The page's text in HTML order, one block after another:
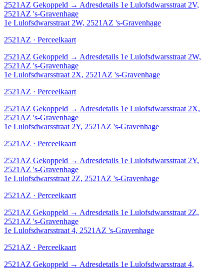
2521AZ Gekoppeld → Adresdetails 1e Lulofsdwarsstraat 2V,
2521AZ 's-Gravenhage
1e Lulofsdwarsstraat 2W, 2521AZ 's-Gravenhage
2521AZ · Perceelkaart
2521AZ Gekoppeld → Adresdetails 1e Lulofsdwarsstraat 2W,
2521AZ 's-Gravenhage
1e Lulofsdwarsstraat 2X, 2521AZ 's-Gravenhage
2521AZ · Perceelkaart
2521AZ Gekoppeld → Adresdetails 1e Lulofsdwarsstraat 2X,
2521AZ 's-Gravenhage
1e Lulofsdwarsstraat 2Y, 2521AZ 's-Gravenhage
2521AZ · Perceelkaart
2521AZ Gekoppeld → Adresdetails 1e Lulofsdwarsstraat 2Y,
2521AZ 's-Gravenhage
1e Lulofsdwarsstraat 2Z, 2521AZ 's-Gravenhage
2521AZ · Perceelkaart
2521AZ Gekoppeld → Adresdetails 1e Lulofsdwarsstraat 2Z,
2521AZ 's-Gravenhage
1e Lulofsdwarsstraat 4, 2521AZ 's-Gravenhage
2521AZ · Perceelkaart
2521AZ Gekoppeld → Adresdetails 1e Lulofsdwarsstraat 4,